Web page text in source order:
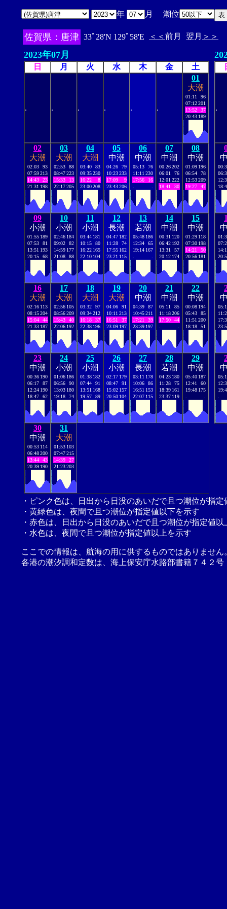
年 月 潮位
佐賀県：唐津 33ﾟ28'N 129ﾟ58'E ＜＜ 前月 翌月 ＞＞
2023年07月
日 月 火 水 木 金 土
. . . . . .
01
大潮
01:11
96
07:12201
13:52
37
20:43 189
02
大潮
02:03
93
07:59213
14:43
23
21:31 198
03
大潮
02:53
88
08:47223
15:33
13
22:17205
04
大潮
03:40
83
09:35230
16:22
8
23:00208
05
中潮
04:26
79
10:23233
17:09
9
23:43206
06
中潮
05:13
76
11:11 230
17:56
16
07
中潮
00:26202
06:01
76
12:01 222
18:41
30
08
中潮
01:09 196
06:54
78
12:53209
19:27
47
09
小潮
01:55 189
07:53
81
13:51 193
20:15
68
10
小潮
02:46 184
09:02
82
14:59 177
21:08
88
11
小潮
03:44 181
10:15
80
16:22 165
22:10 104
12
長潮
04:47 182
11:28
74
17:55 162
23:21 115
13
若潮
05:48 186
12:34
65
19:14 167
14
中潮
00:31 120
06:42 192
13:31
57
20:12 174
15
中潮
01:29 118
07:30 198
14:21
50
20:56 181
16
大潮
02:16 113
08:15204
15:04
44
21:33 187
17
大潮
02:56 105
08:56209
15:43
40
22:06 192
18
大潮
03:32
97
09:34212
16:18
37
22:38 196
19
大潮
04:06
91
10:11 213
16:51
37
23:09 197
20
中潮
04:39
87
10:45211
17:21
39
23:39 197
21
中潮
05:11
85
11:18206
17:50
44
22
中潮
00:08 194
05:43
85
11:51 200
18:18
51
23
中潮
00:36 190
06:17
87
12:24 190
18:47
62
24
小潮
01:06 186
06:56
90
13:03 180
19:18
74
25
小潮
01:38 182
07:44
91
13:51 168
19:57
89
26
小潮
02:17 179
08:47
91
15:02 157
20:50 104
27
長潮
03:11 178
10:06
86
16:51 153
22:07 115
28
若潮
04:23 180
11:28
75
18:39 161
23:37 119
29
中潮
05:40 187
12:41
60
19:48 175
30
中潮
00:53 114
06:48200
13:44
43
20:39 190
31
大潮
01:53 103
07:47215
14:39
27
21:23203
.
・ピンク色は、日出から日没のあいだで且つ潮位が指
・黄緑色は、夜間で且つ潮位が指定値以下を示す
・赤色は、日出から日没のあいだで且つ潮位が指定値以
・水色は、夜間で且つ潮位が指定値以上を示す
ここでの情報は、航海の用に供するものではありませ
各港の潮汐調和定数は、海上保安庁水路部書籍７４２